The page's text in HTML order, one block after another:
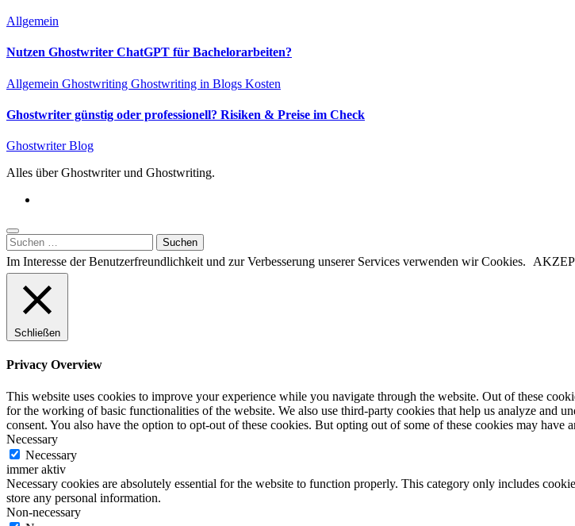
Allgemein
Nutzen Ghostwriter ChatGPT für Bachelorarbeiten?
Allgemein Ghostwriting Ghostwriting in Blogs Kosten
Ghostwriter günstig oder professionell? Risiken & Preise im Check
Ghostwriter Blog
Alles über Ghostwriter und Ghostwriting.
Suchen
nach:
Im Interesse der Benutzerfreundlichkeit und zur Verbesserung unserer Services verwenden wir Cookies.
Schließen
Privacy Overview
This website uses cookies to improve your experience while you navigate through the website. Out of these
for the working of basic functionalities of the website. We also use third-party cookies that help us analyze and
consent. You also have the option to opt-out of these cookies. But opting out of some of these cookies may have
Necessary
Necessary
immer aktiv
Necessary cookies are absolutely essential for the website to function properly. This category only includes
store any personal information.
Non-necessary